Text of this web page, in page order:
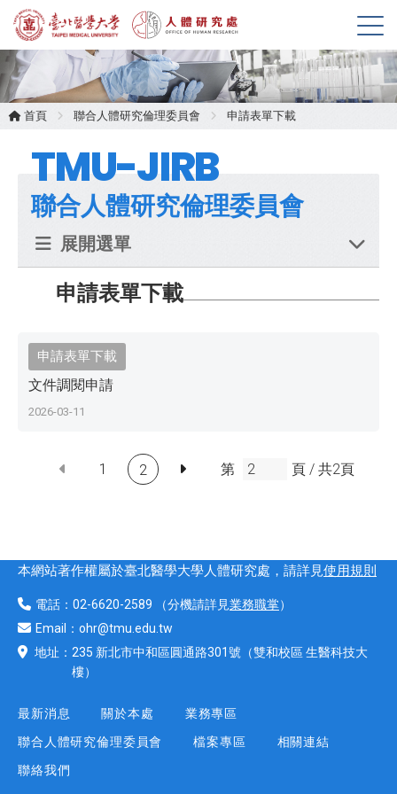
展
開
選
單
首頁 聯合人體研究倫理委員會 申請表單下載
TMU-JIRB
聯合人體研究倫理委員會
展開選單
申請表單下載
申請表單下載
文件調閱申請
2026-03-11
1 2 第 頁 / 共2頁
本網站著作權屬於臺北醫學大學人體研究處，請詳見使用規則
電話： 02-6620-2589 （分機請詳見業務職掌）
Email： ohr@tmu.edu.tw
地址： 235 新北市中和區圓通路301號 （雙和校區 生醫科技大
樓）
最新消息 關於本處
業務專區
聯合人體研究倫理委員會
檔案專區
相關連結
聯絡我們